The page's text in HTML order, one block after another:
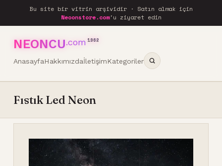
Bu site bir vitrin arşividir · Satın almak için
Neoonstore.com'u ziyaret edin
NEONCU.com 1962
AnasayfaHakkımızdaİletişimKategoriler
Fıstık Led Neon